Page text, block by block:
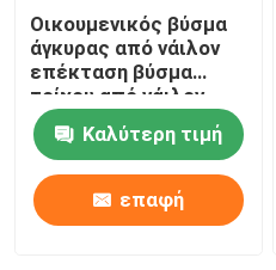
Οικουμενικός βύσμα
άγκυρας από νάιλον
επέκταση βύσμα
τοίχου από νάιλον
μήκος 25 mm
Καλύτερη τιμή
επαφή